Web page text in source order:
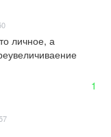
личное, а
1